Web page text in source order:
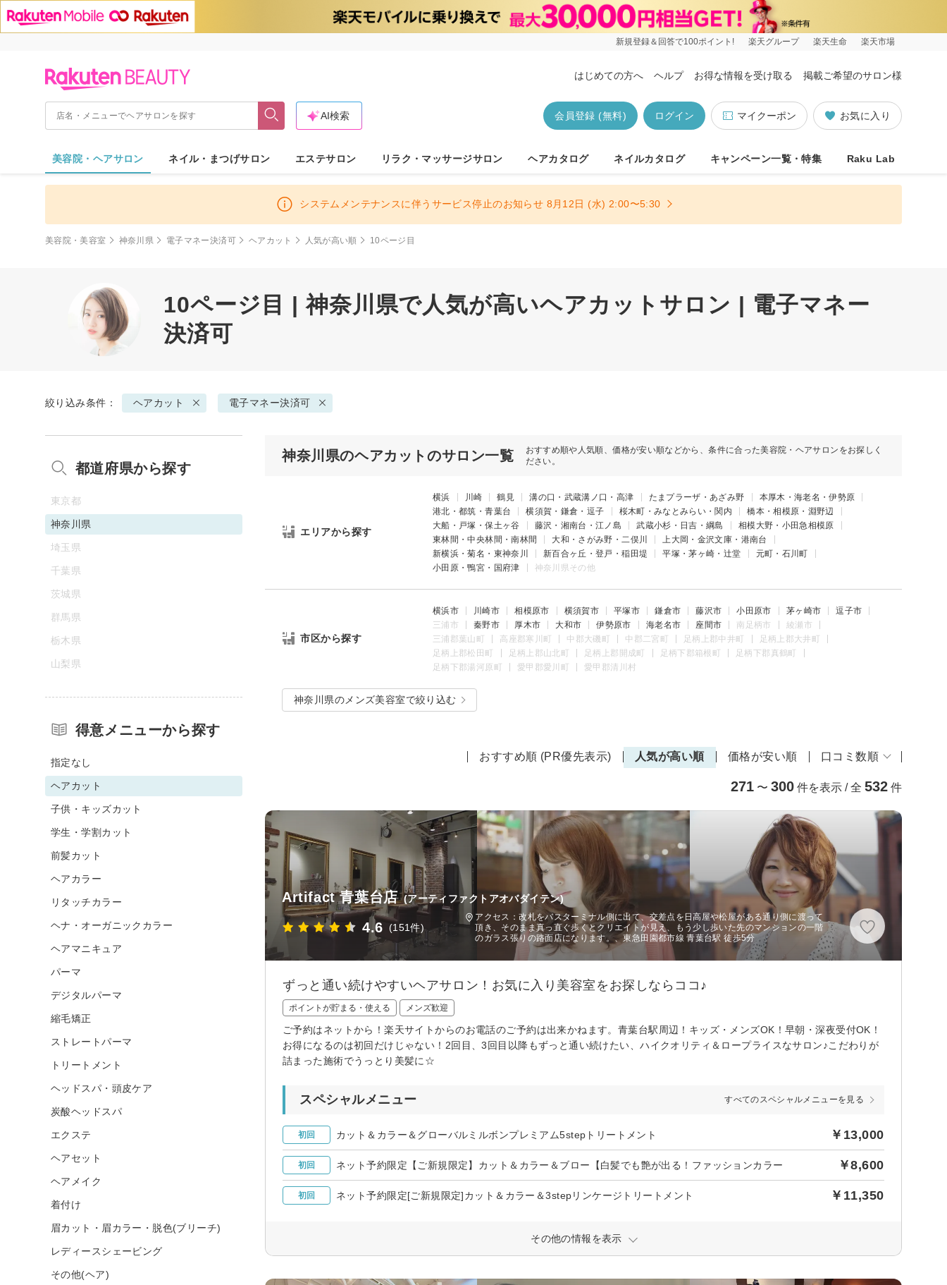
新規登録＆回答で100ポイント! 楽天グループ 楽天生命 楽天市場
はじめての方へ ヘルプ お得な情報を受け取る 掲載ご希望のサロン様
お気に入り
マイクーポン
ログイン
会員登録 (無料)
AI検索
美容院・ヘアサロン ネイル・まつげサロン エステサロン リラク・マッサージサロン ヘアカタログ ネイルカタログ キャンペーン一覧・特集 Raku Lab
システムメンテナンスに伴うサービス停止のお知らせ 8月12日 (水) 2:00〜5:30
美容院・美容室 神奈川県 電子マネー決済可 ヘアカット 人気が高い順 10ページ目
10ページ目 | 神奈川県で人気が高いヘアカットサロン | 電子マネー
決済可
絞り込み条件： ヘアカット 電子マネー決済可
神奈川県のヘアカットのサロン一覧
おすすめ順や人気順、価格が安い順などから、条件に合った美容院・ヘアサロンをお探しく
ださい。
エリアから探す
横浜 川崎 鶴見 溝の口・武蔵溝ノ口・高津 たまプラーザ・あざみ野
本厚木・海老名・伊勢原
港北・都筑・青葉台
横須賀・鎌倉・逗子 桜木町・みなとみらい・関内
橋本・相模原・淵野辺
大船・戸塚・保土ヶ谷
藤沢・湘南台・江ノ島 武蔵小杉・日吉・綱島
相模大野・小田急相模原
東林間・中央林間・南林間
大和・さがみ野・二俣川
上大岡・金沢文庫・港南台
新横浜・菊名・東神奈川
新百合ヶ丘・登戸・稲田堤 平塚・茅ヶ崎・辻堂
元町・石川町
小田原・鴨宮・国府津
神奈川県その他
市区から探す
横浜市 川崎市 相模原市 横須賀市 平塚市 鎌倉市 藤沢市 小田原市 茅ヶ崎市
逗子市
三浦市
秦野市 厚木市 大和市 伊勢原市 海老名市 座間市 南足柄市
綾瀬市
三浦郡葉山町
高座郡寒川町 中郡大磯町 中郡二宮町 足柄上郡中井町
足柄上郡大井町
足柄上郡松田町
足柄上郡山北町 足柄上郡開成町 足柄下郡箱根町
足柄下郡真鶴町
足柄下郡湯河原町
愛甲郡愛川町 愛甲郡清川村
神奈川県のメンズ美容室で絞り込む
おすすめ順 (PR優先表示) 人気が高い順 価格が安い順 口コミ数順
271 〜 300 件を表示 / 全 532 件
Artifact 青葉台店 (アーティファクトアオバダイテン)
4.6 (151件)
アクセス：改札をバスターミナル側に出て、交差点を日高屋や松屋がある通り側に渡って
頂き、そのまま真っ直ぐ歩くとクリエイトが見え、もう少し歩いた先のマンションの一階
のガラス張りの路面店になります。、東急田園都市線 青葉台駅 徒歩5分
ずっと通い続けやすいヘアサロン！お気に入り美容室をお探しならココ♪
ポイントが貯まる・使える メンズ歓迎
ご予約はネットから！楽天サイトからのお電話のご予約は出来かねます。青葉台駅周辺！キッズ・メンズOK！早朝・深夜受付OK！
お得になるのは初回だけじゃない！2回目、3回目以降もずっと通い続けたい、ハイクオリティ＆ロープライスなサロン♪こだわりが
詰まった施術でうっとり美髪に☆
スペシャルメニュー すべてのスペシャルメニューを見る
初回 カット＆カラー＆グローバルミルボンプレミアム5stepトリートメント ￥13,000
初回 ネット予約限定【ご新規限定】カット＆カラー＆ブロー【白髪でも艶が出る！ファッションカラー ￥8,600
初回 ネット予約限定[ご新規限定]カット＆カラー＆3stepリンケージトリートメント ￥11,350
その他の情報を表示
都道府県から探す
東京都
神奈川県
埼玉県
千葉県
茨城県
群馬県
栃木県
山梨県
得意メニューから探す
指定なし
ヘアカット
子供・キッズカット
学生・学割カット
前髪カット
ヘアカラー
リタッチカラー
ヘナ・オーガニックカラー
ヘアマニキュア
パーマ
デジタルパーマ
縮毛矯正
ストレートパーマ
トリートメント
ヘッドスパ・頭皮ケア
炭酸ヘッドスパ
エクステ
ヘアセット
ヘアメイク
着付け
眉カット・眉カラー・脱色(ブリーチ)
レディースシェービング
その他(ヘア)